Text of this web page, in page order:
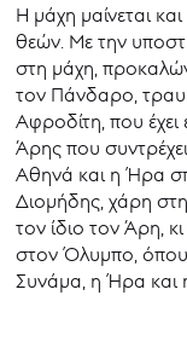
Η μάχη μαίνεται
θεών. Με την
στη μάχη,
τον Πάνδαρο,
Αφροδίτη, που
Άρης που
Αθηνά και η Ήρα
Διομήδης, χάρη
τον ίδιο τον Άρη,
στον Όλυμπο, όπου
Συνάμα, η Ήρα και